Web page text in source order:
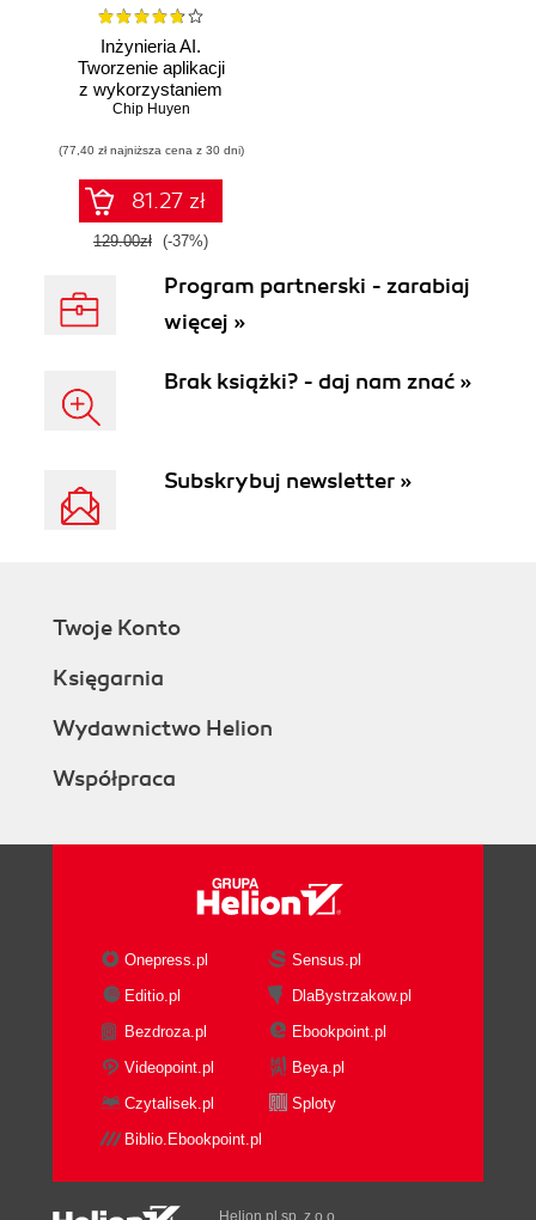
Inżynieria AI.
Tworzenie aplikacji
z wykorzystaniem
modeli bazowych
Chip Huyen
(77,40 zł najniższa cena z 30 dni)
81.27 zł
129.00zł (-37%)
Program partnerski - zarabiaj
więcej »
Brak książki? - daj nam znać »
Subskrybuj newsletter »
Twoje Konto
Księgarnia
Wydawnictwo Helion
Współpraca
Onepress.pl
Sensus.pl
Editio.pl
DlaBystrzakow.pl
Bezdroza.pl
Ebookpoint.pl
Videopoint.pl
Beya.pl
Czytalisek.pl
Sploty
Biblio.Ebookpoint.pl
Helion.pl sp. z o.o.